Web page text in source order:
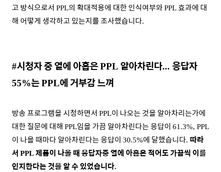
고 방식으로서 PPL의 확대적용에 대한 인식여부와PPL효과에 대
해 어떻게 생각하고 있는지를 조사했습니다.
#시청자 중 열에 아홉은PPL 알아차린다... 응답자
55%는PPL에 거부감 느껴
방송 프로그램을 시청하면서 PPL이 나오는 것을 알아차리는가에
대한 질문에 대해 PPL임을 가끔 알아차린다는 응답이 61.3%, PPL
이 나올 때마다 알아차린다는 응답이 30.5%에 달했습니다. 따라
서 PPL제품이 나올 때 응답자중 열에 아홉은 적어도 가끔씩 이를
인지한다는 것을 알 수 있었습니다.